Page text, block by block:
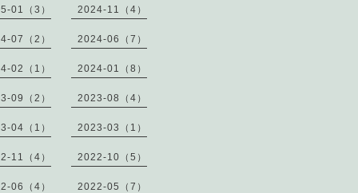
01（3） 2024-11（4）
07（2） 2024-06（7）
02（1） 2024-01（8）
09（2） 2023-08（4）
04（1） 2023-03（1）
11（4） 2022-10（5）
06（4） 2022-05（7）